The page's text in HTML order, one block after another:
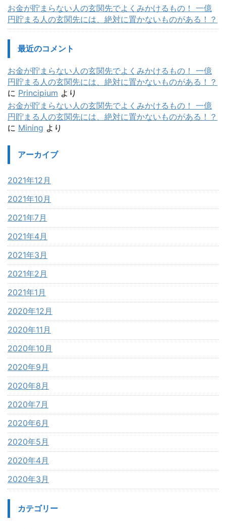
お金が貯まらない人の玄関先でよくみかけるもの！ 一億
円貯まる人の玄関先には、絶対に置かないものがある！？
最近のコメント
お金が貯まらない人の玄関先でよくみかけるもの！ 一億
円貯まる人の玄関先には、絶対に置かないものがある！？
に Principium より
お金が貯まらない人の玄関先でよくみかけるもの！ 一億
円貯まる人の玄関先には、絶対に置かないものがある！？
に Mining より
アーカイブ
2021年12月
2021年10月
2021年7月
2021年4月
2021年3月
2021年2月
2021年1月
2020年12月
2020年11月
2020年10月
2020年9月
2020年8月
2020年7月
2020年6月
2020年5月
2020年4月
2020年3月
カテゴリー